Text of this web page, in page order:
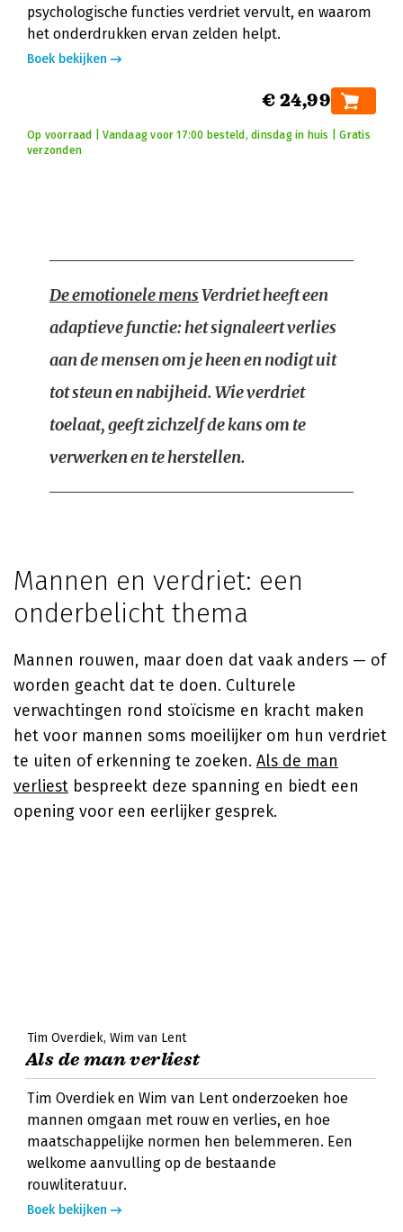
psychologische functies verdriet vervult, en waarom
het onderdrukken ervan zelden helpt.
Boek bekijken
€ 24,99
Op voorraad | Vandaag voor 17:00 besteld, dinsdag in huis | Gratis
verzonden
De emotionele mensVerdriet heeft een
adaptieve functie: het signaleert verlies
aan de mensen om je heen en nodigt uit
tot steun en nabijheid. Wie verdriet
toelaat, geeft zichzelf de kans om te
verwerken en te herstellen.
Mannen en verdriet: een
onderbelicht thema
Mannen rouwen, maar doen dat vaak anders — of
worden geacht dat te doen. Culturele
verwachtingen rond stoïcisme en kracht maken
het voor mannen soms moeilijker om hun verdriet
te uiten of erkenning te zoeken. Als de man
verliest bespreekt deze spanning en biedt een
opening voor een eerlijker gesprek.
Tim Overdiek Wim van Lent
Als de man verliest
Tim Overdiek en Wim van Lent onderzoeken hoe
mannen omgaan met rouw en verlies, en hoe
maatschappelijke normen hen belemmeren. Een
welkome aanvulling op de bestaande
rouwliteratuur.
Boek bekijken